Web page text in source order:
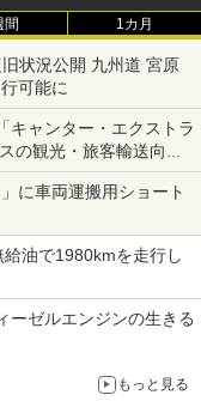
間 1カ月
状況公開 九州道 宮原
可能に
キャンター・エクストラ
の観光・旅客輸送向け
に車両運搬用ショート
油で1980kmを走行し
ーゼルエンジンの生きる
もっと見る